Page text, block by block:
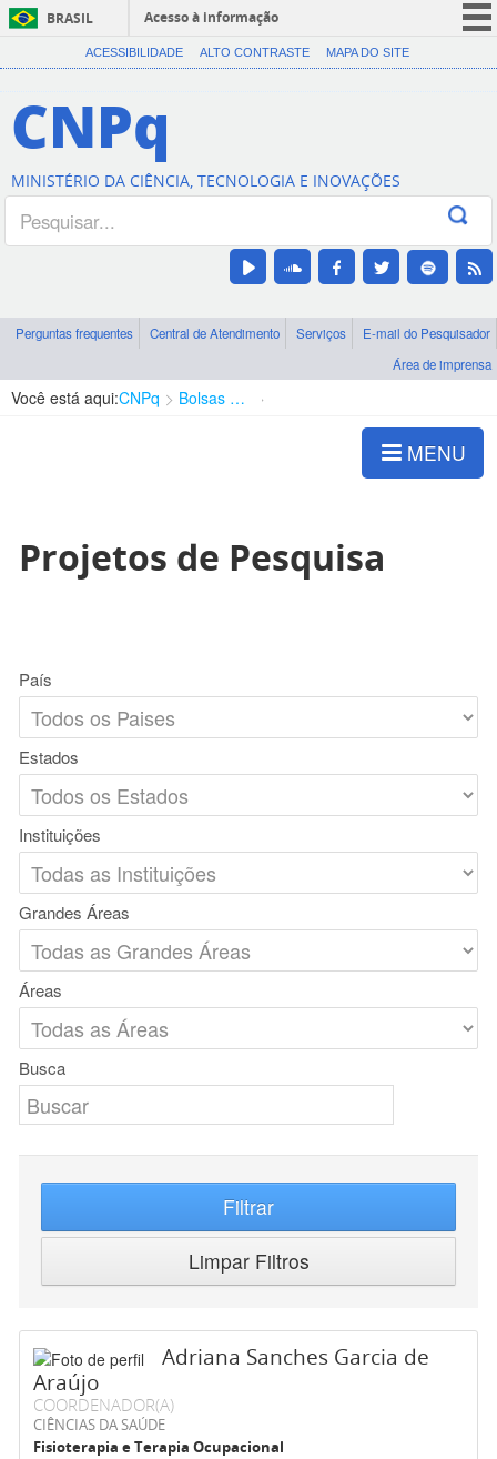
BRASIL
Acesso à informação
CORONAVÍRUS (COVID-19)
Canais
ACESSIBILIDADE ALTO CONTRASTE MAPA DO SITE
CNPq
MINISTÉRIO DA CIÊNCIA, TECNOLOGIA E INOVAÇÕES
Perguntas frequentes Central de Atendimento Serviços
E-mail do Pesquisador
Área de imprensa
Você está aqui:CNPq Bolsas e Auxílios Vigentes
MENU
Projetos de Pesquisa
País
Estados
Instituições
Grandes Áreas
Áreas
Busca
Filtrar
Limpar Filtros
Adriana Sanches Garcia de
Araújo
COORDENADOR(A)
CIÊNCIAS DA SAÚDE
Fisioterapia e Terapia Ocupacional